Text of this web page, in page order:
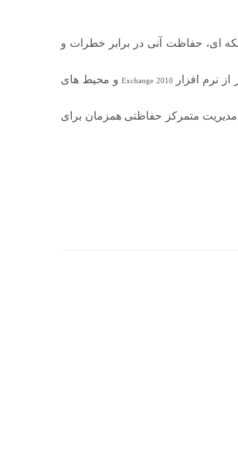
ای، حفاظت آنی در برابر خطرات و
نرم افزار Exchange 2010 و محیط های
و مدیریت متمرکز حفاظتی همزمان برای